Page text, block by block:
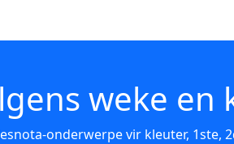
weke
onderwerpe vir kleuter, 1ste,